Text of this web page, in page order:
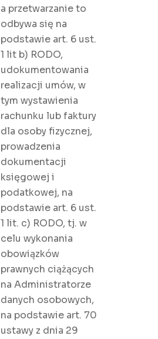
a przetwarzanie to
odbywa się na
podstawie art. 6 ust.
1 lit b) RODO,
udokumentowania
realizacji umów, w
tym wystawienia
rachunku lub faktury
dla osoby fizycznej,
prowadzenia
dokumentacji
księgowej i
podatkowej, na
podstawie art. 6 ust.
1 lit. c) RODO, tj. w
celu wykonania
obowiązków
prawnych ciążących
na Administratorze
danych osobowych,
na podstawie art. 70
ustawy z dnia 29